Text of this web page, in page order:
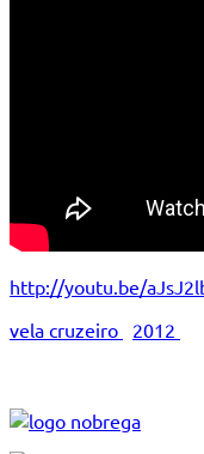
http://youtu.be/
vela cruzeiro
2012